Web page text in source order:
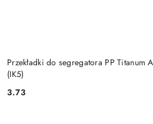
Przekładki do segregatora PP Titanum
(IK5)
Cena:
3.73